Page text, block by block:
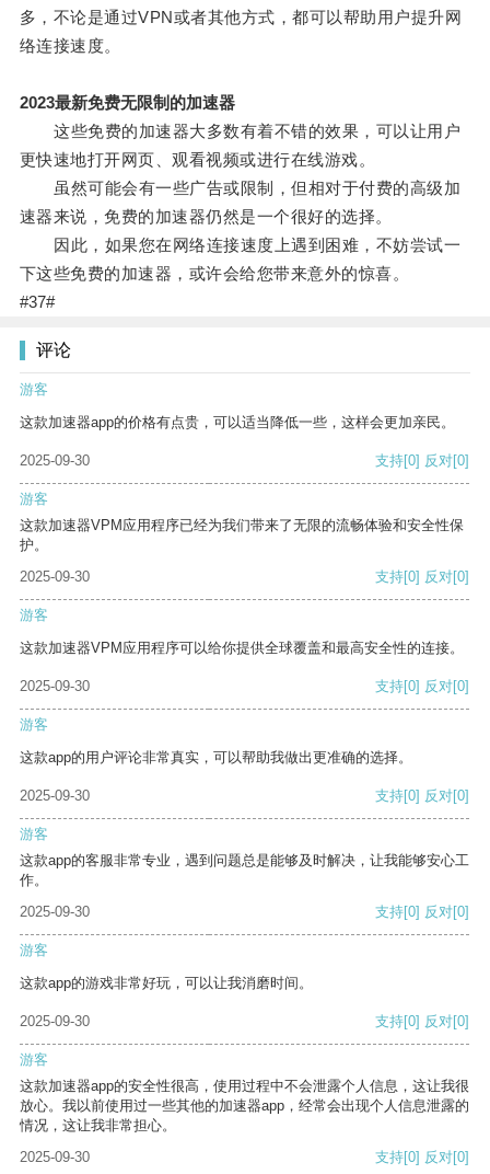
多，不论是通过VPN或者其他方式，都可以帮助用户提升网
络连接速度。
2023最新免费无限制的加速器
这些免费的加速器大多数有着不错的效果，可以让用户
更快速地打开网页、观看视频或进行在线游戏。
虽然可能会有一些广告或限制，但相对于付费的高级加
速器来说，免费的加速器仍然是一个很好的选择。
因此，如果您在网络连接速度上遇到困难，不妨尝试一
下这些免费的加速器，或许会给您带来意外的惊喜。
#37#
评论
游客
这款加速器app的价格有点贵，可以适当降低一些，这样会更加亲民。
2025-09-30 支持[0] 反对[0]
游客
这款加速器VPM应用程序已经为我们带来了无限的流畅体验和安全性保
护。
2025-09-30
支持[0] 反对[0]
游客
这款加速器VPM应用程序可以给你提供全球覆盖和最高安全性的连接。
2025-09-30 支持[0] 反对[0]
游客
这款app的用户评论非常真实，可以帮助我做出更准确的选择。
2025-09-30 支持[0] 反对[0]
游客
这款app的客服非常专业，遇到问题总是能够及时解决，让我能够安心工
作。
2025-09-30
支持[0] 反对[0]
游客
这款app的游戏非常好玩，可以让我消磨时间。
2025-09-30 支持[0] 反对[0]
游客
这款加速器app的安全性很高，使用过程中不会泄露个人信息，这让我很
放心。我以前使用过一些其他的加速器app，经常会出现个人信息泄露的
情况，这让我非常担心。
2025-09-30
支持[0] 反对[0]